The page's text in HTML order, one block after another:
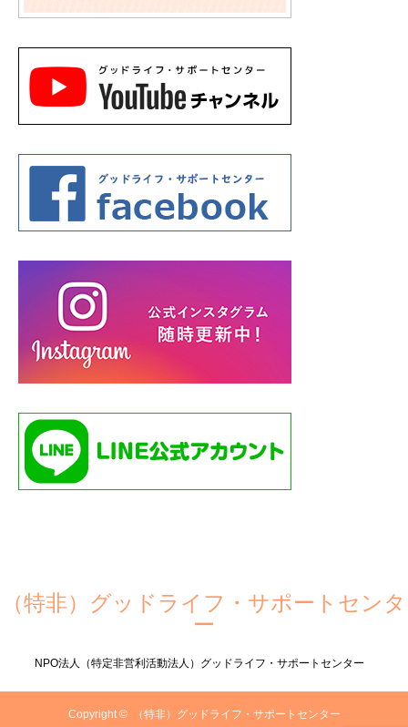
（特非）グッドライフ・サポートセンタ
ー
NPO法人（特定非営利活動法人）グッドライフ・サポートセンター
Copyright © （特非）グッドライフ・サポートセンター